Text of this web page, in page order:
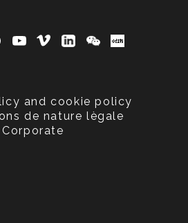
and cookie policy
de nature lègale
Corporate